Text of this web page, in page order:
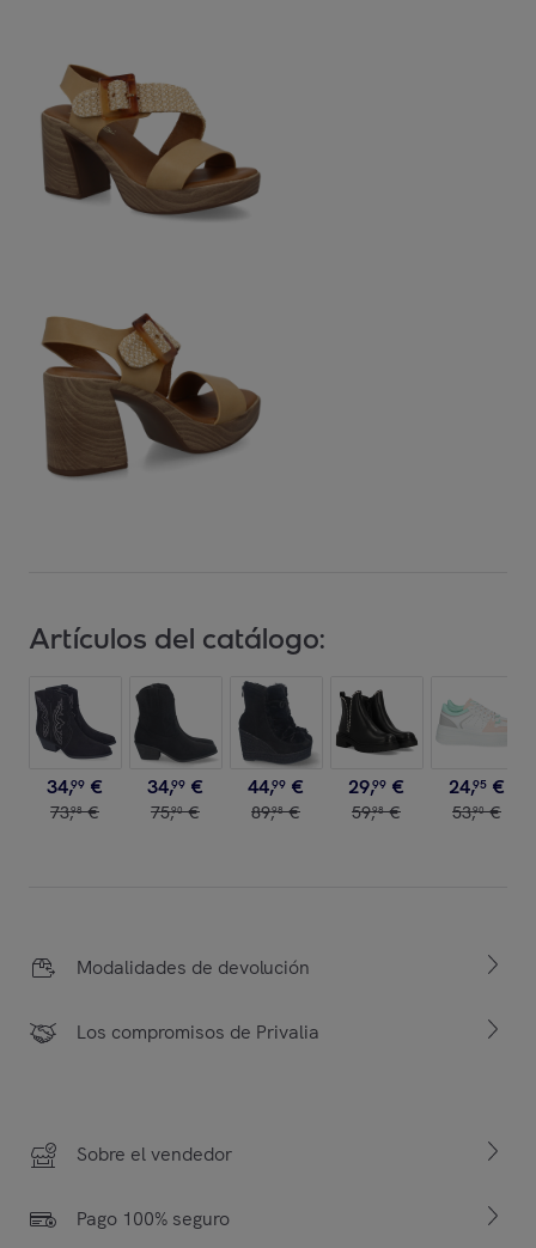
Artículos del catálogo:
34,99 €
73,98 €
34,99 €
75,90 €
44,99 €
89,98 €
29,99 €
59,98 €
24,95 €
53,90 €
Modalidades de devolución
Los compromisos de Privalia
Sobre el vendedor
Pago 100% seguro